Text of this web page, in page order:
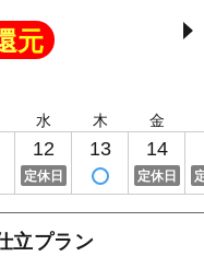
元
水
12
定休日
木
13
金
14
定休日
立プラン